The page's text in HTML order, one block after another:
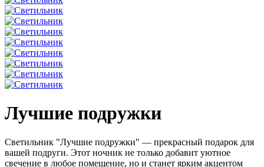
Лучшие подружки
Светильник "Лучшие подружки" — прекрасный подарок для
вашей подруги. Этот ночник не только добавит уютное
свечение в любое помещение, но и станет ярким акцентом